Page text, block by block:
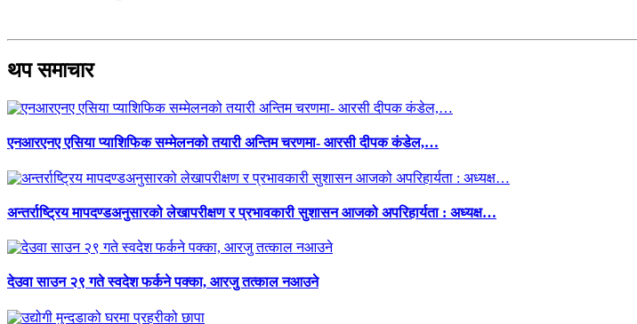
थप समाचार
एनआरएनए एसिया प्याशिफिक सम्मेलनको तयारी अन्तिम चरणमा- आरसी दीपक कंडेल,…
अन्तर्राष्ट्रिय मापदण्डअनुसारको लेखापरीक्षण र प्रभावकारी सुशासन आजको अपरिहार्यता : अध्यक्ष…
देउवा साउन २९ गते स्वदेश फर्कने पक्का, आरजु तत्काल नआउने